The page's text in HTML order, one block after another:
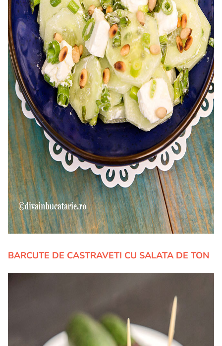
BARCUTE DE CASTRAVETI CU SALATA DE TON